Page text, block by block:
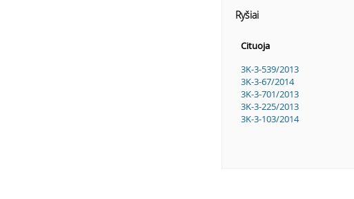
Ryšiai
Cituoja
3K-3-539/2013
3K-3-67/2014
3K-3-701/2013
3K-3-225/2013
3K-3-103/2014